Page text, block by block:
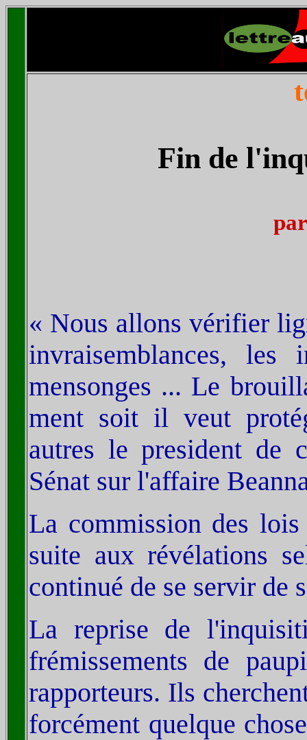
Fin de
par
« Nous allons vérifier
invraisemblances, les
mensonges ... Le
ment soit il veut
autres le president de
Sénat sur l'affaire
La commission des
suite aux révélations
continué de se servir de
La reprise de
frémissements de
rapporteurs. Ils
forcément quelque